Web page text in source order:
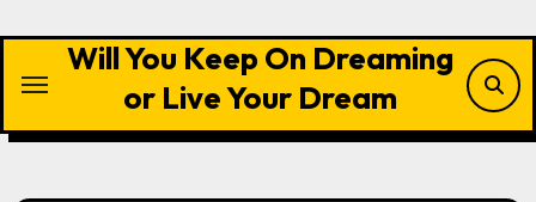
content
Will You Keep On Dreaming
or Live Your Dream